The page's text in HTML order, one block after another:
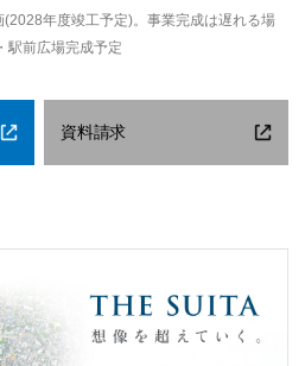
年度竣工予定)。事業完成は遅れる場
駅前広場完成予定
資料請求